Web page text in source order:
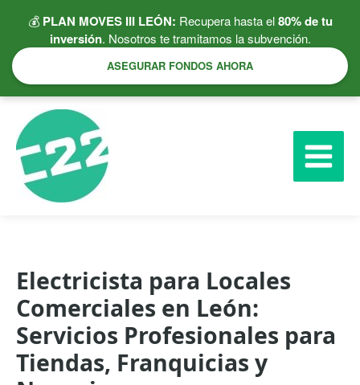
💰 PLAN MOVES III LEÓN: Recupera hasta el80% de tu
inversión. Nosotros te tramitamos la subvención.
ASEGURAR FONDOS AHORA
contenido
Electricista para Locales
Comerciales en León:
Servicios Profesionales para
Tiendas, Franquicias y